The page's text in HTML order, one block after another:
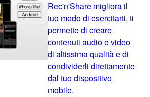
Rec'n'Share migliora il
tuo modo di esercitarti, ti
permette di creare
contenuti audio e video
di altissima qualità e di
condividerli direttamente
dal tuo dispositivo
mobile.